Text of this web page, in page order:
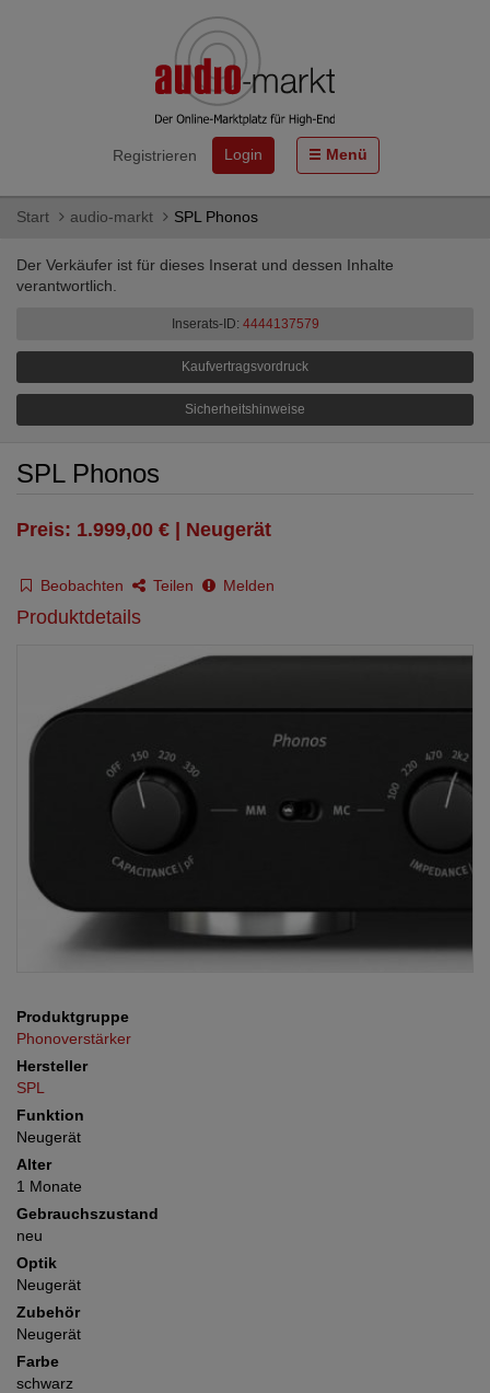
Registrieren Login Menü
Start audio-markt SPL Phonos
Der Verkäufer ist für dieses Inserat und dessen Inhalte
verantwortlich.
Inserats-ID: 4444137579
Kaufvertragsvordruck
Sicherheitshinweise
SPL Phonos
Preis: 1.999,00 € | Neugerät
Beobachten Teilen Melden
Produktdetails
Produktgruppe
Phonoverstärker
Hersteller
SPL
Funktion
Neugerät
Alter
1 Monate
Gebrauchszustand
neu
Optik
Neugerät
Zubehör
Neugerät
Farbe
schwarz